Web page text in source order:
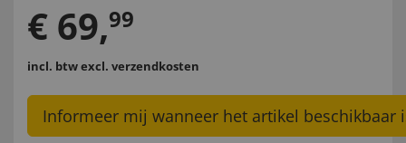
€ 69,99
incl. btwexcl. verzendkosten
Informeer mij wanneer het artikel beschikbaar